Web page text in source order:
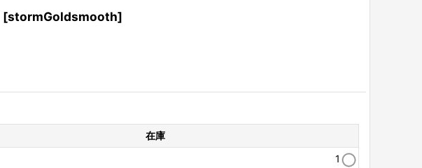
[stormGoldsmooth]
在庫
1